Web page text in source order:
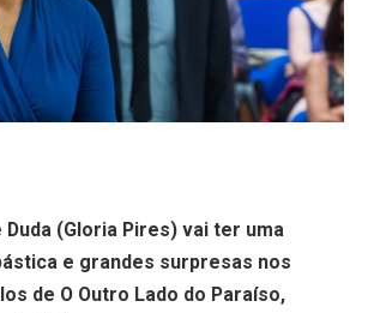
Duda (Gloria Pires) vai ter uma
e grandes surpresas nos
de O Outro Lado do Paraíso,